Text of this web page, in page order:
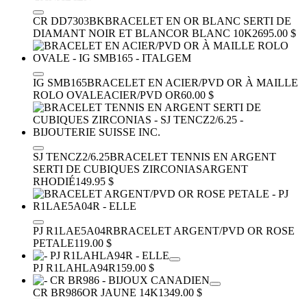
CR DD7303BKBRACELET EN OR BLANC SERTI DE
DIAMANT NOIR ET BLANCOR BLANC 10K2695.00 $
IG SMB165BRACELET EN ACIER/PVD OR À MAILLE
ROLO OVALEACIER/PVD OR60.00 $
SJ TENCZ2/6.25BRACELET TENNIS EN ARGENT
SERTI DE CUBIQUES ZIRCONIASARGENT
RHODIÉ149.95 $
PJ R1LAE5A04RBRACELET ARGENT/PVD OR ROSE
PETALE119.00 $
PJ R1LAHLA94R159.00 $
CR BR986OR JAUNE 14K1349.00 $